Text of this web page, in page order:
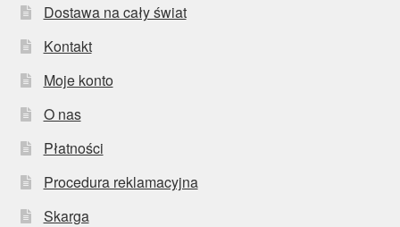
Dostawa na cały świat
Kontakt
Moje konto
O nas
Płatności
Procedura reklamacyjna
Skarga